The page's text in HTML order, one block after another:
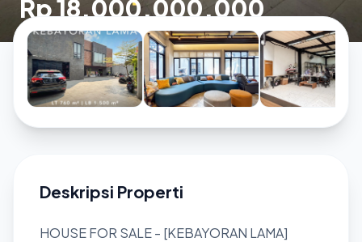
Rp 18.000.000.000
Deskripsi Properti
HOUSE FOR SALE - [KEBAYORAN LAMA]